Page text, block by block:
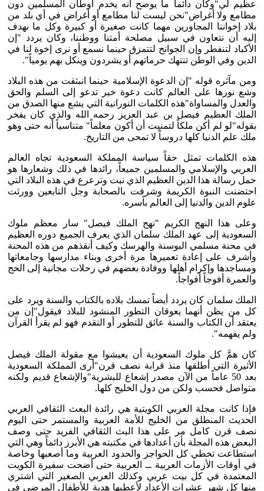
عظيم لي"وكان دائماً ما يوضح أنه يخدم أوطان المسلمين دون
مطامع ولا أغراض"نحن ليست لنا مطامع أو أغراض في أي بلد من
بلاد إخواننا المجاورين مهما كانت صغيرة أو كبيرة وكل ما نهدف
إليه أن نتعاون في سبيل مصلحة أمتنا ووطننا، وكان يردد "إن
الأكباد لتنفطر وإن الجوانح لتتمزق حينما نسمع أو نرى إخوة لنا في
الدين وفي الوطن تنتهك حرماتهم أو يشردون وينكل بهم يومياً".
ومن مآثره قوله "إن الدعوة الإسلامية حينما انبثقت من هذه البلاد
وشع نورها على العالم كانت دعوة خير تدعو إلى السلم والحق
والعدل والمساواة"هذه الكلمات النورانية التي يشع منها الصدق من
الملك العظيم فيصل بن عبد العزيز رحمه الله والذي كان يفخر
بقوله"لو لم أكن ملكاً لتمنيت أن أكون معلماً" متناسياً أنه حتى وهو
ملك علم الدنيا كلها دروساً لا تمحى من التاريخ.
هذه الكلمات تمثل حقاً سياسة المملكة السعودية تجاه العالم
العربي والإسلامي والمسلمين جميعاً، رائدها في ذلك وشعارها هو
حمل رسالة هذا الدين العظيم الذي نبت وترعرع في هذه البلاد التي
احتضنت النبوة الكريمة وشرفت بالصحابة وجل التابعين وورثت
علوم الدين والدنيا إلى العالم بأسره.
وعلى هذا النهج الكريم "نهج الملك فيصل" سار معظم ملوك
السعودية إلى عهد الملك سلمان الذي يعرف الجميع دوره العظيم
في محنة مسلمي البوسنة والهرسك وكيف أنقذهم من هذه المحنة
وأشرف على إعادة تعميرها مرة أخرى وبناء مدارسها وجامعاتها
ومساجدها وإكرام أهلها ووفادة بعضهم في رحلات مجانية إلى الحج
والعمرة أفوجاً أفواجاً.
الملك سلمان كان يردد أيضاً تمسك بلاده بالكتاب والسنة ويرد على
كل من يظن أنهما يعوقان التطور المنشود للبلاد فيقول"إن من
يعتقد أن الكتاب والسنة عائق للتطور أو التقدم فهو لم يقرأ القرآن
ولم يفهمه".
كان همَّ كل ملوك السعودية أن يعيشوا مع مقولة الملك فيصل
الأثيرة التي أطلقها منذ قرابة نصف قرن"أرى المملكة السعودية
بعد 50 عاماً من الآن مصدر إشعاع للبشرية"والإشعاع قديم ولكنه
متواصل فحسب ولكن من دول الخليج كلها.
فإذا كانت مجلة العربي الكويتية هي رائدة البعث الثقافي العربي
الحديث المنطلق من الخليج للأمة العربية والمستمر حتى اليوم
نصف قرن كامل مر على هذا البث الثقافي الفريد حتى وصف
البعض هذه المجلة بأن أعدادها في مكتبته هي الأبرز دائماً وهي التي
استطاعت تخطي كل الحواجز والحدود العربية وما أصعبها وخاصة
في أوقات الأزمات العربية ــ العربية حتى أضحت سفيرة الكويت
المعتمدة في كل بيت عربي وكذلك العربي الصغير التي اشتري
منها كل شهر عشرات الأعداد لأعطيها هدية للأطفال المرضى في